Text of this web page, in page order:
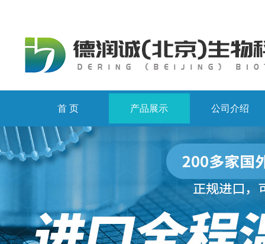
首 页 产品展示 公司介绍